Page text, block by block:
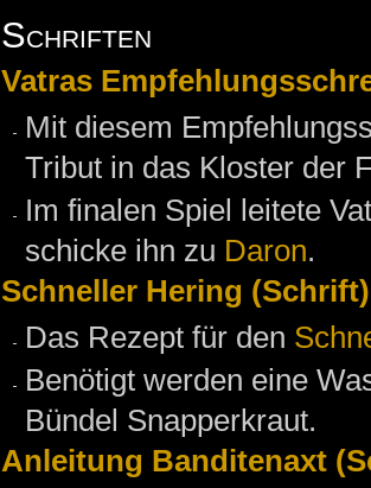
Schriften
Vatras
Mit diesem
Tribut in das Kloster der
Im finalen Spiel leitete
schicke ihn zu Daron.
Schneller Hering (Schrift)
Das Rezept für den
Benötigt werden eine
Bündel Snapperkraut.
Anleitung Banditenaxt